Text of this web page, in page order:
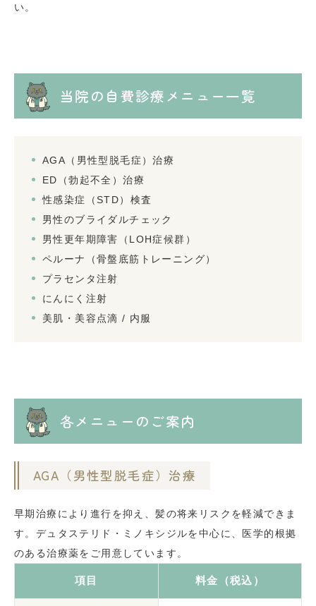
い。
当院の自費診療メニュー一覧
AGA（男性型脱毛症）治療
ED（勃起不全）治療
性感染症（STD）検査
男性のブライダルチェック
男性更年期障害（LOH症候群）
ペルーナ（骨盤底筋トレーニング）
プラセンタ注射
にんにく注射
美肌・美容点滴 / 内服
各メニューのご案内
AGA（男性型脱毛症）治療
早期治療により進行を抑え、髪の将来リスクを軽減できま
す。デュタステリド・ミノキシジルを中心に、医学的根拠
のある治療薬をご用意しています。
項目 料金（税込）